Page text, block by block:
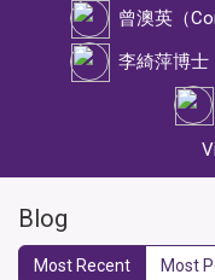
Blog
Most Recent Most